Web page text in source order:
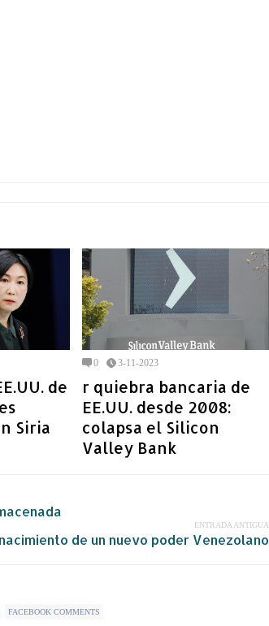
de
Siria
0 3-11-2023
r quiebra bancaria de
EE.UU. desde 2008:
colapsa el Silicon
Valley Bank
ENTRADA ANTIGUA
de un nuevo poder Venezolano
FACEBOOK COMMENTS